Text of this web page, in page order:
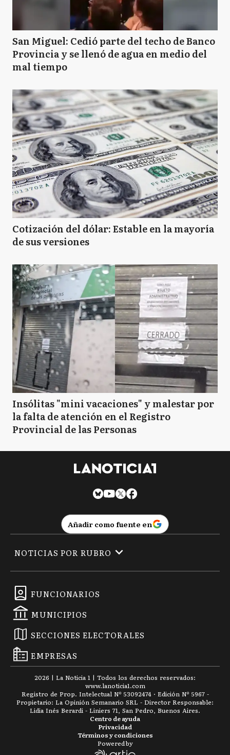
San Miguel: Cedió parte del techo de Banco
Provincia y se llenó de agua en medio del
mal tiempo
Cotización del dólar: Estable en la mayoría
de sus versiones
Insólitas "mini vacaciones" y malestar por
la falta de atención en el Registro
Provincial de las Personas
Añadir como fuente en
FUNCIONARIOS
MUNICIPIOS
SECCIONES ELECTORALES
EMPRESAS
NOTICIAS POR RUBRO
2026 | La Noticia 1 | Todos los derechos reservados:
www.lanoticia1.com
Registro de Prop. Intelectual Nº 53092474 · Edición Nº 5967 -
Propietario: La Opinión Semanario SRL - Director Responsable:
Lidia Inés Berardi - Liniers 71, San Pedro, Buenos Aires.
Términos y condiciones
Privacidad
Centro de ayuda
Powered by